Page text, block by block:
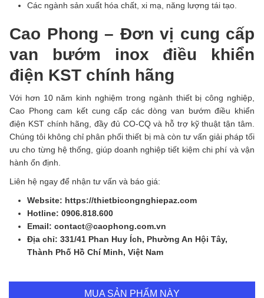
Các ngành sản xuất hóa chất, xi mạ, năng lượng tái tạo.
Cao Phong – Đơn vị cung cấp
van bướm inox điều khiển
điện KST chính hãng
Với hơn 10 năm kinh nghiệm trong ngành thiết bị công nghiệp,
Cao Phong cam kết cung cấp các dòng van bướm điều khiển
điện KST chính hãng, đầy đủ CO-CQ và hỗ trợ kỹ thuật tận tâm.
Chúng tôi không chỉ phân phối thiết bị mà còn tư vấn giải pháp tối
ưu cho từng hệ thống, giúp doanh nghiệp tiết kiệm chi phí và vận
hành ổn định.
Liên hệ ngay để nhận tư vấn và báo giá:
Website: https://thietbicongnghiepaz.com
Hotline: 0906.818.600
Email: contact@caophong.com.vn
Địa chỉ: 331/41 Phan Huy Ích, Phường An Hội Tây,
Thành Phố Hồ Chí Minh, Việt Nam
MUA SẢN PHẨM NÀY